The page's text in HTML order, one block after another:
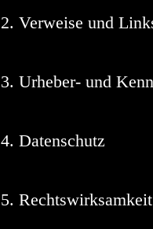
2. Verweise und
3. Urheber- und
4. Datenschutz
5.